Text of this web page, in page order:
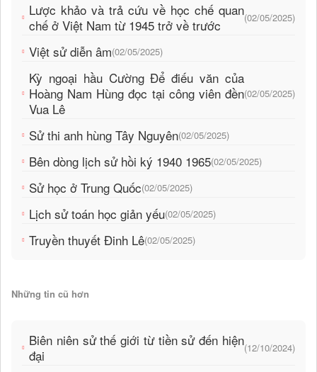
Lược khảo và trả cứu về học chế quan
chế ở Việt Nam từ 1945 trở về trước
(02/05/2025)
Việt sử diễn âm(02/05/2025)
Kỳ ngoại hầu Cường Để điếu văn của
Hoàng Nam Hùng đọc tại công viên đền
Vua Lê
(02/05/2025)
Sử thi anh hùng Tây Nguyên(02/05/2025)
Bên dòng lịch sử hồi ký 1940 1965(02/05/2025)
Sử học ở Trung Quốc(02/05/2025)
Lịch sử toán học giản yếu(02/05/2025)
Truyền thuyết Đinh Lê(02/05/2025)
Những tin cũ hơn
Biên niên sử thế giới từ tiền sử đến hiện
đại
(12/10/2024)